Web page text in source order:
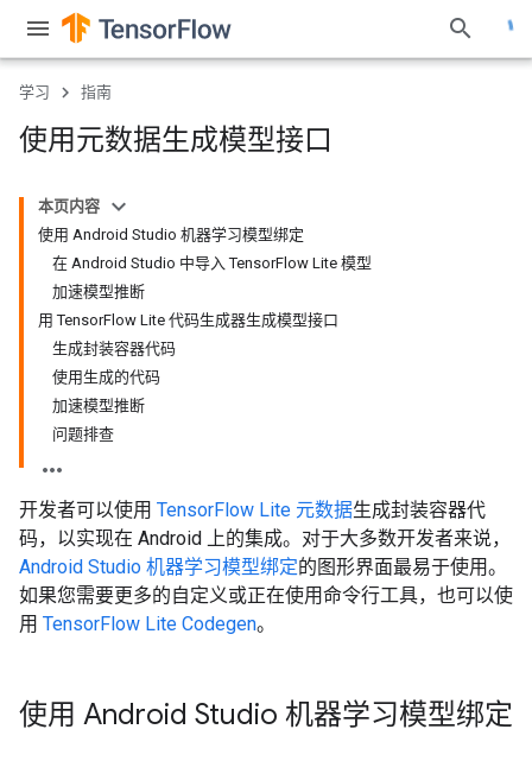
学习 指南
使用元数据生成模型接口
本页内容
使用 Android Studio 机器学习模型绑定
在 Android Studio 中导入 TensorFlow Lite 模型
加速模型推断
用 TensorFlow Lite 代码生成器生成模型接口
生成封装容器代码
使用生成的代码
加速模型推断
问题排查
开发者可以使用 TensorFlow Lite 元数据生成封装容器代
码，以实现在 Android 上的集成。对于大多数开发者来说，
Android Studio 机器学习模型绑定的图形界面最易于使用。
如果您需要更多的自定义或正在使用命令行工具，也可以使
用 TensorFlow Lite Codegen。
使用 Android Studio 机器学习模型绑定